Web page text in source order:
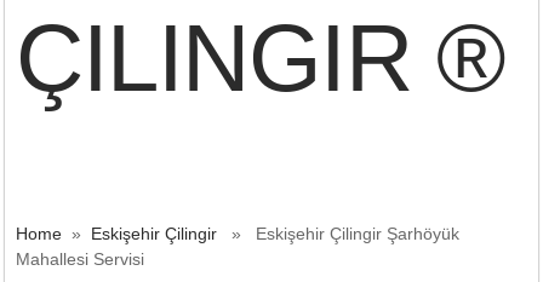
ÇILINGIR ®
Home » Eskişehir Çilingir » Eskişehir Çilingir Şarhöyük
Mahallesi Servisi